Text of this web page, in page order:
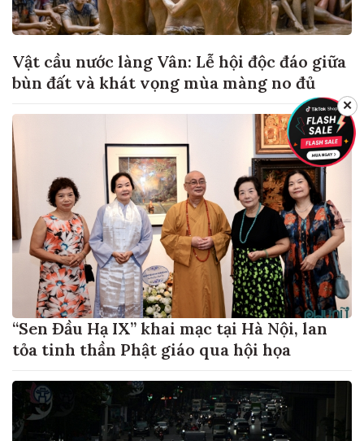
Vật cầu nước làng Vân: Lễ hội độc đáo giữa
bùn đất và khát vọng mùa màng no đủ
“Sen Đầu Hạ IX” khai mạc tại Hà Nội, lan
tỏa tinh thần Phật giáo qua hội họa
✕